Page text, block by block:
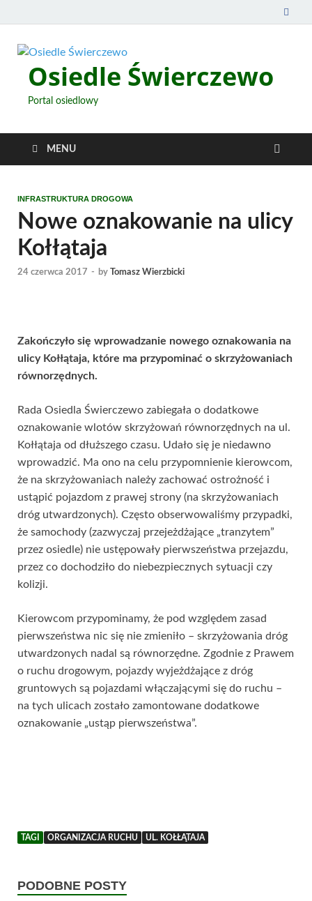
Osiedle Świerczewo
Portal osiedlowy
MENU
INFRASTRUKTURA DROGOWA
Nowe oznakowanie na ulicy
Kołłątaja
24 czerwca 2017 - by Tomasz Wierzbicki
Zakończyło się wprowadzanie nowego oznakowania na
ulicy Kołłątaja, które ma przypominać o skrzyżowaniach
równorzędnych.
Rada Osiedla Świerczewo zabiegała o dodatkowe
oznakowanie wlotów skrzyżowań równorzędnych na ul.
Kołłątaja od dłuższego czasu. Udało się je niedawno
wprowadzić. Ma ono na celu przypomnienie kierowcom,
że na skrzyżowaniach należy zachować ostrożność i
ustąpić pojazdom z prawej strony (na skrzyżowaniach
dróg utwardzonych). Często obserwowaliśmy przypadki,
że samochody (zazwyczaj przejeżdżające „tranzytem”
przez osiedle) nie ustępowały pierwszeństwa przejazdu,
przez co dochodziło do niebezpiecznych sytuacji czy
kolizji.
Kierowcom przypominamy, że pod względem zasad
pierwszeństwa nic się nie zmieniło – skrzyżowania dróg
utwardzonych nadal są równorzędne. Zgodnie z Prawem
o ruchu drogowym, pojazdy wyjeżdżające z dróg
gruntowych są pojazdami włączającymi się do ruchu –
na tych ulicach zostało zamontowane dodatkowe
oznakowanie „ustąp pierwszeństwa”.
TAGI ORGANIZACJA RUCHU UL. KOŁŁĄTAJA
PODOBNE POSTY